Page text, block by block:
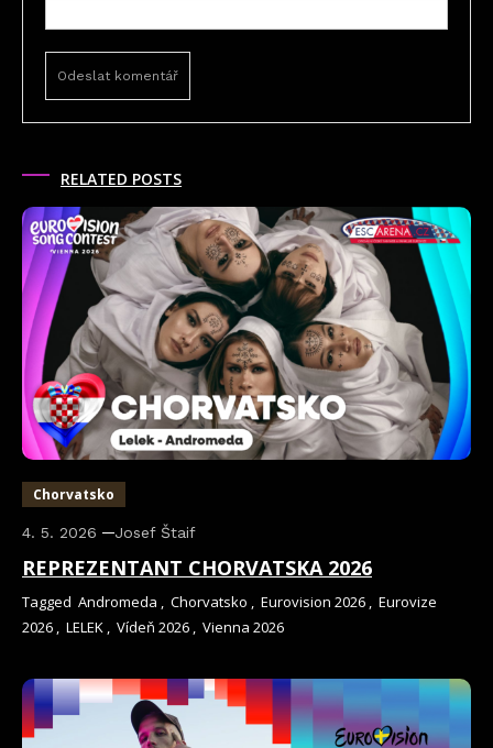
RELATED POSTS
Chorvatsko
4. 5. 2026 Josef Štaif
REPREZENTANT CHORVATSKA 2026
Tagged Andromeda , Chorvatsko , Eurovision 2026 , Eurovize
2026 , LELEK , Vídeň 2026 , Vienna 2026